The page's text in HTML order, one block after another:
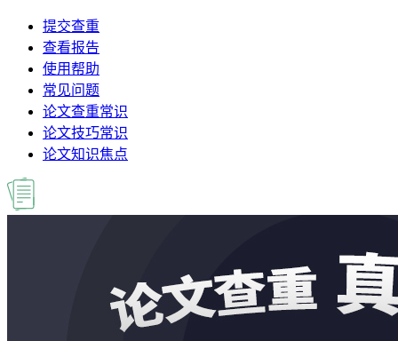
提交查重
查看报告
使用帮助
常见问题
论文查重常识
论文技巧常识
论文知识焦点